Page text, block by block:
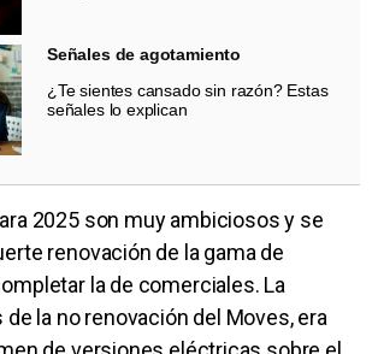
Señales de agotamiento
¿Te sientes cansado sin razón? Estas
señales lo explican
2025 son muy ambiciosos y se
renovación de la gama de
la de comerciales. La
la no renovación del Moves, era